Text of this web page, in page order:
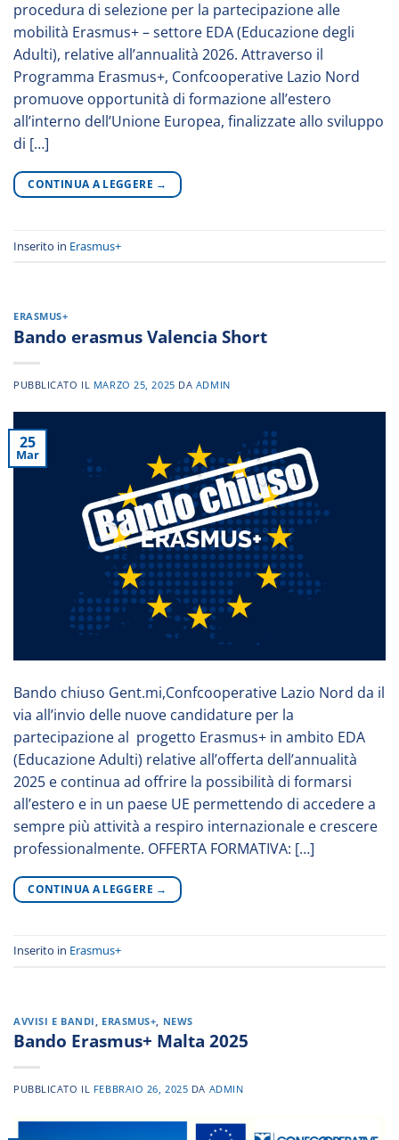
procedura di selezione per la partecipazione alle
mobilità Erasmus+ – settore EDA (Educazione degli
Adulti), relative all’annualità 2026. Attraverso il
Programma Erasmus+, Confcooperative Lazio Nord
promuove opportunità di formazione all’estero
all’interno dell’Unione Europea, finalizzate allo sviluppo
di […]
CONTINUA A LEGGERE →
Inserito in Erasmus+
ERASMUS+
Bando erasmus Valencia Short
PUBBLICATO IL MARZO 25, 2025 DA ADMIN
25
Mar
Bando chiuso Gent.mi,Confcooperative Lazio Nord da il
via all’invio delle nuove candidature per la
partecipazione al progetto Erasmus+ in ambito EDA
(Educazione Adulti) relative all’offerta dell’annualità
2025 e continua ad offrire la possibilità di formarsi
all’estero e in un paese UE permettendo di accedere a
sempre più attività a respiro internazionale e crescere
professionalmente. OFFERTA FORMATIVA: […]
CONTINUA A LEGGERE →
Inserito in Erasmus+
AVVISI E BANDI ERASMUS+ NEWS
Bando Erasmus+ Malta 2025
PUBBLICATO IL FEBBRAIO 26, 2025 DA ADMIN